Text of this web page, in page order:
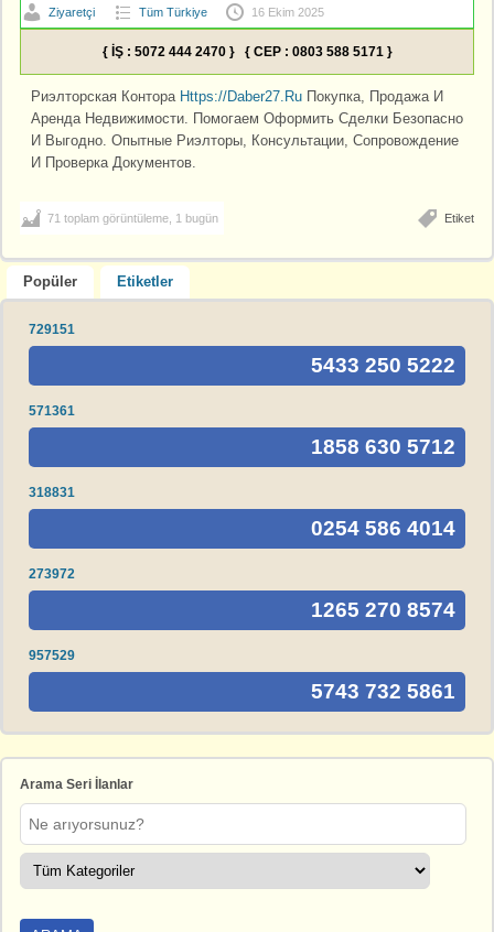
Ziyaretçi Tüm Türkiye 16 Ekim 2025
{ İŞ : 5072 444 2470 } { CEP : 0803 588 5171 }
Риэлторская Контора Https://Daber27.Ru Покупка, Продажа И
Аренда Недвижимости. Помогаем Оформить Сделки Безопасно
И Выгодно. Опытные Риэлторы, Консультации, Сопровождение
И Проверка Документов.
Etiket
71 toplam görüntüleme, 1 bugün
Popüler Etiketler
729151
5433 250 5222
571361
1858 630 5712
318831
0254 586 4014
273972
1265 270 8574
957529
5743 732 5861
Arama Seri İlanlar